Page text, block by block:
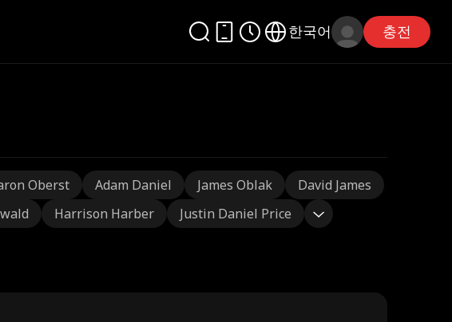
한국어 충전
Oberst Adam Daniel James Oblak
David James
Harrison Harber Justin Daniel Price